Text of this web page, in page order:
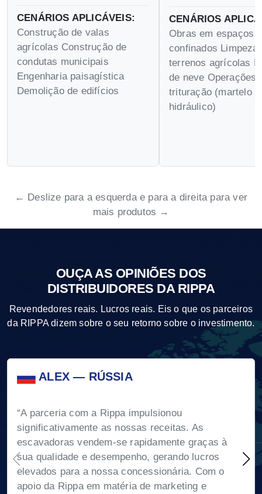
CENÁRIOS APLICÁVEIS:
Construção de valas
agrícolas Construção de
condutas municipais
Engenharia paisagística
Demolição de edifícios
CENÁRIOS
Obras em espaços
confinados Limpeza
terrenos agrícolas
de neve Operações
trituração (martelo
hidráulico)
← Deslize para a esquerda e para a direita para ver
mais produtos →
OUÇA AS OPINIÕES DOS
DISTRIBUIDORES DA RIPPA
Revendedores reais. Lucros reais. Eis o que os parceiros
da RIPPA dizem sobre o seu retorno sobre o investimento.
ALEX — RÚSSIA
“A parceria com a Rippa impulsionou
significativamente as nossas receitas. As
escavadoras vendem-se rapidamente graças à
sua qualidade e desempenho, gerando lucros
elevados para a nossa concessionária. Com o
apoio da Rippa em matéria de marketing e